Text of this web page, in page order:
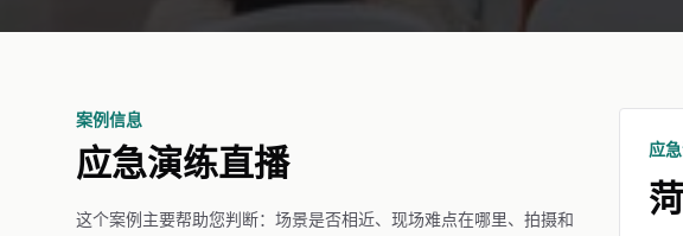
案例信息
应急演练直播
这个案例主要帮助您判断：场景是否相近、现场难点在哪里、拍摄和
应